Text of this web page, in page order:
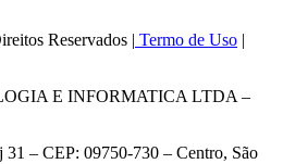
Reservados | Termo de Uso |
E INFORMATICA LTDA –
31 – CEP: 09750-730 – Centro, São